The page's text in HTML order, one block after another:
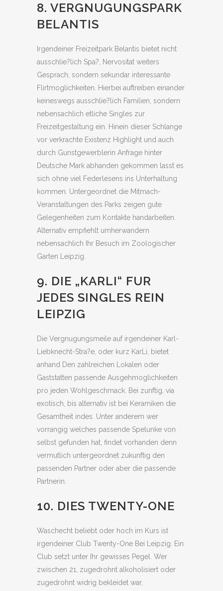
8. VERGNUGUNGSPARK
BELANTIS
Irgendeiner Freizeitpark Belantis bietet nicht
ausschlie?lich Spa?, Nervositat weiters
Gesprach, sondern sekundar interessante
Flirtmoglichkeiten. Hierbei auftreiben einander
keineswegs ausschlie?lich Familien, sondern
nebensachlich etliche Singles zur
Freizeitgestaltung ein. Hinein dieser Schlange
vor verkrachte Existenz Highlight und auch
durch Gunstgewerblerin Anfrage hinter
Deutsche Mark abhanden gekommen lasst es
sich ohne viel Federlesens ins Unterhaltung
kommen. Untergeordnet die Mitmach-
Veranstaltungen des Parks zeigen gute
Gelegenheiten zum Kontakte handarbeiten.
Alternativ empfiehlt umherwandern
nebensachlich Ihr Besuch im Zoologischer
Garten Leipzig.
9. DIE „KARLI“ FUR
JEDES SINGLES REIN
LEIPZIG
Die Vergnugungsmeile auf irgendeiner Karl-
Liebknecht-Stra?e, oder kurz KarLi, bietet
anhand Den zahlreichen Lokalen oder
Gaststatten passende Ausgehmoglichkeiten
pro jeden Wohlgeschmack. Bei zunftig, via
exotisch, bis alternativ ist bei Keramiken die
Gesamtheit indes. Unter anderem wer
vorrangig welches passende Spelunke von
selbst gefunden hat, findet vorhanden denn
vermutlich untergeordnet zukunftig den
passenden Partner oder aber die passende
Partnerin.
10. DIES TWENTY-ONE
Waschecht beliebt oder hoch im Kurs ist
irgendeiner Club Twenty-One Bei Leipzig. Ein
Club setzt unter Ihr gewisses Pegel. Wer
zwischen 21, zugedrohnt alkoholisiert oder
zugedrohnt widrig bekleidet war,